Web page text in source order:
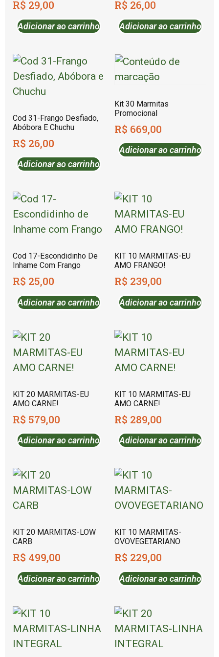
R$ 29,00
Adicionar ao carrinho
R$ 26,00
Adicionar ao carrinho
Cod 31-Frango Desfiado,
Abóbora E Chuchu
R$ 26,00
Adicionar ao carrinho
Kit 30 Marmitas
Promocional
R$ 669,00
Adicionar ao carrinho
Cod 17-Escondidinho De
Inhame Com Frango
R$ 25,00
Adicionar ao carrinho
KIT 10 MARMITAS-EU
AMO FRANGO!
R$ 239,00
Adicionar ao carrinho
KIT 20 MARMITAS-EU
AMO CARNE!
R$ 579,00
Adicionar ao carrinho
KIT 10 MARMITAS-EU
AMO CARNE!
R$ 289,00
Adicionar ao carrinho
KIT 20 MARMITAS-LOW
CARB
R$ 499,00
Adicionar ao carrinho
KIT 10 MARMITAS-
OVOVEGETARIANO
R$ 229,00
Adicionar ao carrinho